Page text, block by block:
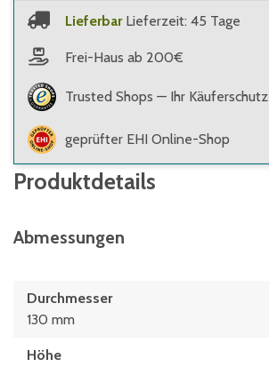
Lieferbar Lieferzeit: 45 Tage
Frei-Haus ab 200€
Trusted Shops — Ihr Käuferschutz
geprüfter EHI Online-Shop
Produktdetails
Abmessungen
Durchmesser
130 mm
Höhe